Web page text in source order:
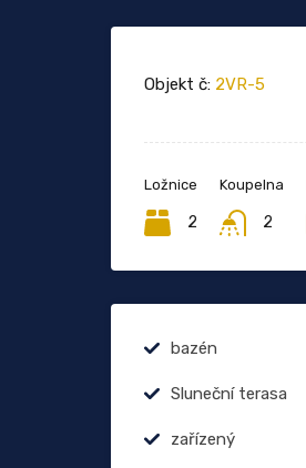
Objekt č: 2VR-5
Ložnice
2
Koupelna
2
bazén
Sluneční terasa
zařízený